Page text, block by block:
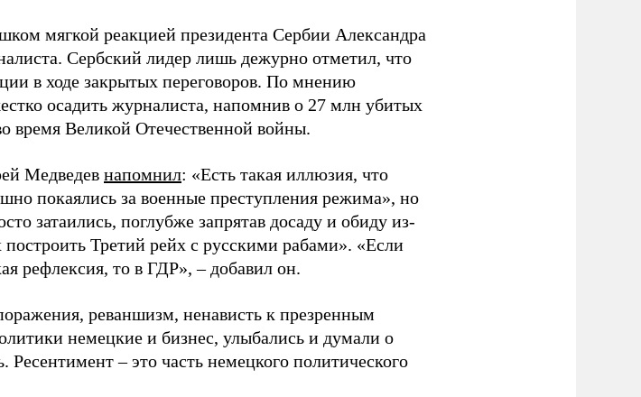
мягкой реакцией президента Сербии Александра
Сербский лидер лишь дежурно отметил, что
в ходе закрытых переговоров. По мнению
осадить журналиста, напомнив о 27 млн убитых
время Великой Отечественной войны.
Медведев напомнил: «Есть такая иллюзия, что
покаялись за военные преступления режима», но
затаились, поглубже запрятав досаду и обиду из-
построить Третий рейх с русскими рабами». «Если
рефлексия, то в ГДР», – добавил он.
реваншизм, ненависть к презренным
немецкие и бизнес, улыбались и думали о
Ресентимент – это часть немецкого политического